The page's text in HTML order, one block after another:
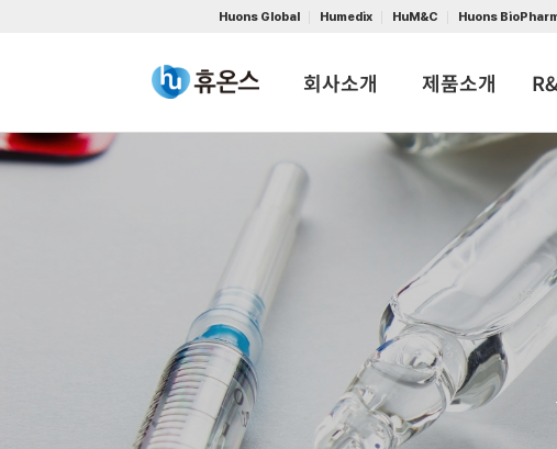
Huons Global Humedix HuM&C Huons
회사소개 제품소개